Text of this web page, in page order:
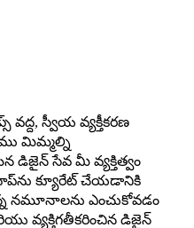
వద్ద, స్వీయ వ్యక్తీకరణ
మిమ్మల్ని
డిజైన్ సేవ మీ వ్యక్తిత్వం
క్యూరేట్ చేయడానికి
నమూనాలను ఎంచుకోవడం
వ్యక్తిగతీకరించిన డిజైన్